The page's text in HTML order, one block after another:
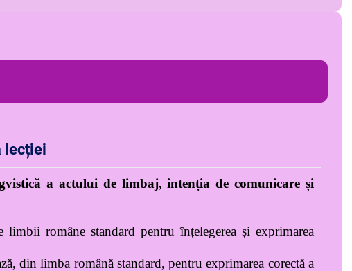
lecției
a actului de limbaj, intenția de comunicare și
române standard pentru înțelegerea și exprimarea
din limba română standard, pentru exprimarea corectă a